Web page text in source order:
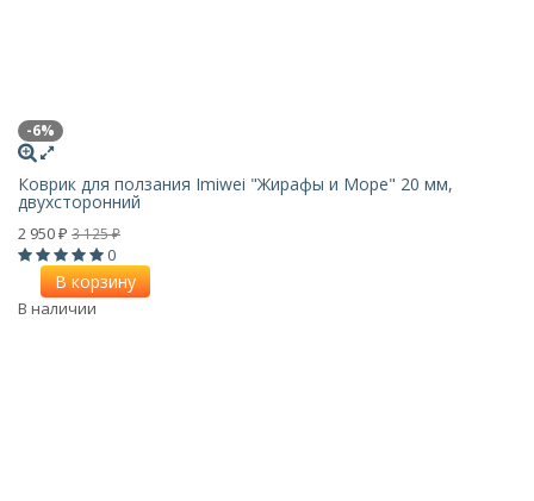
-6%
Коврик для ползания Imiwei "Жирафы и Море" 20 мм,
двухсторонний
2 950 ₽ 3 125₽
0
В корзину
В наличии